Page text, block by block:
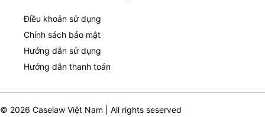
Điều khoản sử dụng
Chính sách bảo mật
Hướng dẫn sử dụng
Hướng dẫn thanh toán
© 2026 Caselaw Việt Nam | All rights seserved